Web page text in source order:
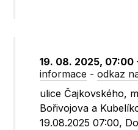
19. 08. 2025, 07:00
informace -odkaz
ulice Čajkovského,
Bořivojova a
19.08.2025 07:00,